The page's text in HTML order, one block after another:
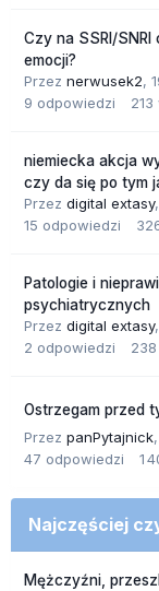
Czy na SSRI/
emocji?
Przez nerwusek2,
9 odpowiedzi 213
niemiecka akcja
czy da się po tym
Przez digital extasy,
15 odpowiedzi
Patologie i
psychiatrycznych
Przez digital extasy,
2 odpowiedzi 238
Ostrzegam przed
Przez panPytajnick,
47 odpowiedzi 1
Najczęściej
Mężczyźni,